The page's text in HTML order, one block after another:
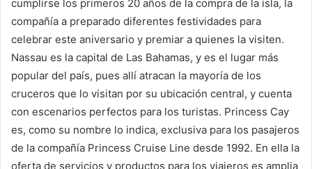
cumplirse los primeros 20 años de la compra de la isla, la
compañía a preparado diferentes festividades para
celebrar este aniversario y premiar a quienes la visiten.
Nassau es la capital de Las Bahamas, y es el lugar más
popular del país, pues allí atracan la mayoría de los
cruceros que lo visitan por su ubicación central, y cuenta
con escenarios perfectos para los turistas. Princess Cay
es, como su nombre lo indica, exclusiva para los pasajeros
de la compañía Princess Cruise Line desde 1992. En ella la
oferta de servicios y productos para los viajeros es amplia